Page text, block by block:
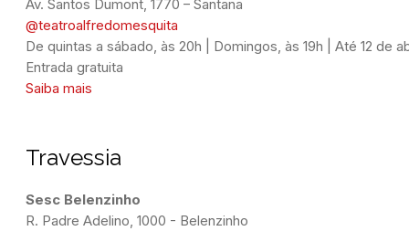
Av. Santos Dumont, 1770 – Santana
@teatroalfredomesquita
De quintas a sábado, às 20h | Domingos, às 19h | Até 12 de
Entrada gratuita
Saiba mais
Travessia
Sesc Belenzinho